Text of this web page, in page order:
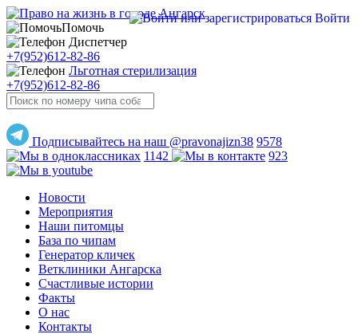
Помочь
Диспетчер
+7(952)612-82-86
Льготная стерилизация
+7(952)612-82-86
Войти
Подписывайтесь на наш @pravonajizn38 9578
1142
923
Новости
Мероприятия
Наши питомцы
База по чипам
Генератор кличек
Ветклиники Ангарска
Счастливые истории
Факты
О нас
Контакты